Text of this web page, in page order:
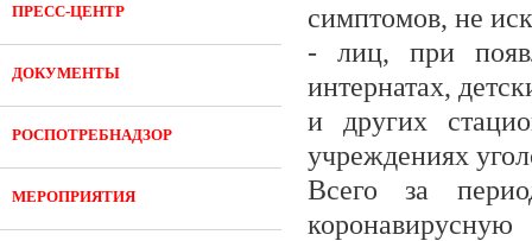
ПРЕСС-ЦЕНТР
ДОКУМЕНТЫ
РОСПОТРЕБНАДЗОР
МЕРОПРИЯТИЯ
симптомов, не
- лиц, при
интернатах,
и других
учреждениях
Всего за